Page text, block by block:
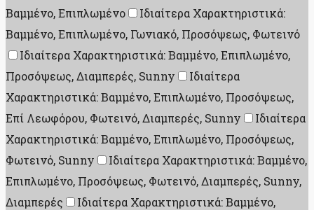
Βαμμένο, Επιπλωμένο
Ιδιαίτερα Χαρακτηριστικά:
Βαμμένο, Επιπλωμένο, Γωνιακό, Προσόψεως, Φωτεινό
Ιδιαίτερα Χαρακτηριστικά: Βαμμένο, Επιπλωμένο,
Προσόψεως, Διαμπερές, Sunny
Ιδιαίτερα
Χαρακτηριστικά: Βαμμένο, Επιπλωμένο, Προσόψεως,
Επί Λεωφόρου, Φωτεινό, Διαμπερές, Sunny
Ιδιαίτερα
Χαρακτηριστικά: Βαμμένο, Επιπλωμένο, Προσόψεως,
Φωτεινό, Sunny
Ιδιαίτερα Χαρακτηριστικά: Βαμμένο,
Επιπλωμένο, Προσόψεως, Φωτεινό, Διαμπερές, Sunny,
Διαμπερές
Ιδιαίτερα Χαρακτηριστικά: Βαμμένο,